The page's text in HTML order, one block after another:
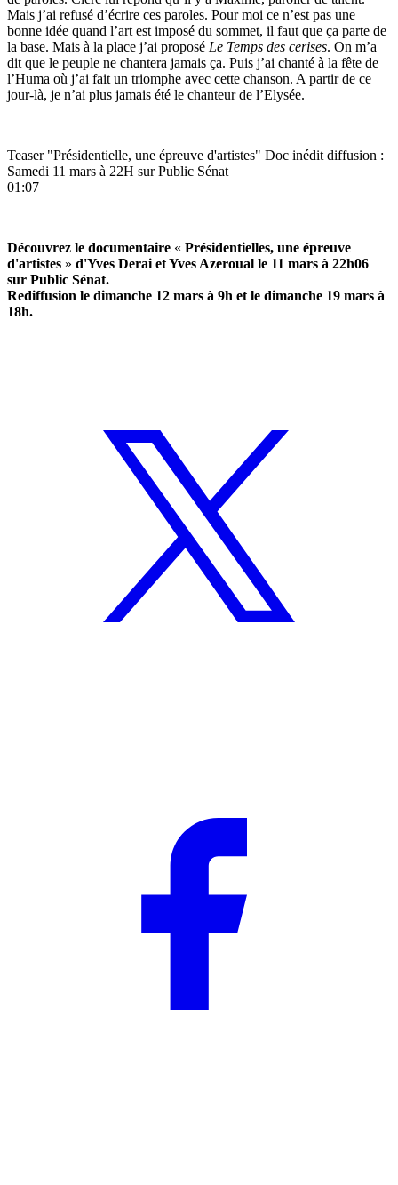
Mais j’ai refusé d’écrire ces paroles. Pour moi ce n’est pas une
bonne idée quand l’art est imposé du sommet, il faut que ça parte de
la base. Mais à la place j’ai proposé Le Temps des cerises. On m’a
dit que le peuple ne chantera jamais ça. Puis j’ai chanté à la fête de
l’Huma où j’ai fait un triomphe avec cette chanson. A partir de ce
jour-là, je n’ai plus jamais été le chanteur de l’Elysée.
Teaser "Présidentielle, une épreuve d'artistes" Doc inédit diffusion :
Samedi 11 mars à 22H sur Public Sénat
01:07
Découvrez le documentaire « Présidentielles, une épreuve
d'artistes » d'Yves Derai et Yves Azeroual le 11 mars à 22h06
sur Public Sénat.
Rediffusion le dimanche 12 mars à 9h et le dimanche 19 mars à
18h.